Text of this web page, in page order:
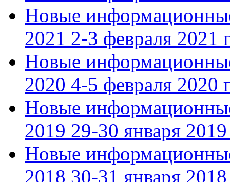
Новые
2021 2-3 февраля 2021
Новые
2020 4-5 февраля 2020
Новые
2019 29-30 января 2019
Новые
2018 30-31 января 2018